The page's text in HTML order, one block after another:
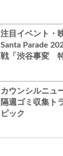
注目イベント・
Santa Parade
戦「渋谷事変
カウンシルニュ
隔週ゴミ収集ト
ピック